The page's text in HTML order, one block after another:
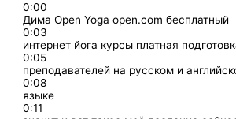
0:00
Дима Open Yoga open.com бесплатный
0:03
интернет йога курсы платная
0:05
преподавателей на русском и
0:08
языке
0:11